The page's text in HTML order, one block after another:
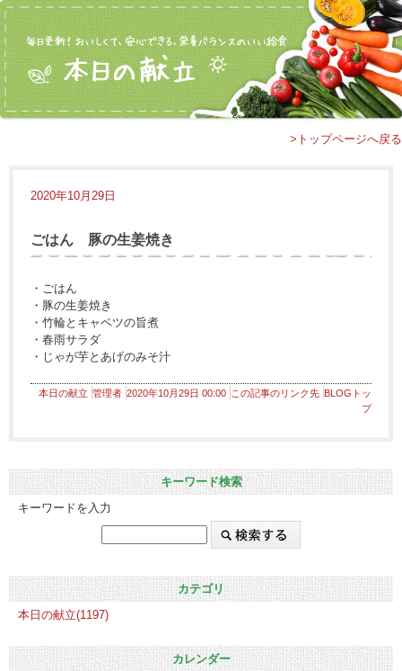
>トップページへ戻る
2020年10月29日
ごはん 豚の生姜焼き
・ごはん
・豚の生姜焼き
・竹輪とキャベツの旨煮
・春雨サラダ
・じゃが芋とあげのみそ汁
本日の献立 管理者 2020年10月29日 00:00 この記事のリンク先 BLOGトッ
プ
キーワード検索
キーワードを入力
カテゴリ
本日の献立(1197)
カレンダー